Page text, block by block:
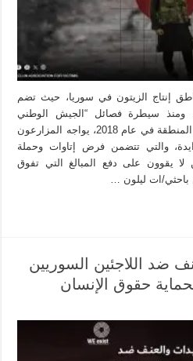
إنتاج الزيتون في سوريا، حيث تضم
ومنذ سيطرة فصائل “الجيش الوطني
السوري” المدعوم من تركيا على المنطقة في عام 2018، يواجه المزارعون
والتي تتضمن فرض إتاوات وحملة
لا يقوون على دفع المبالغ التي تفوق
ات ليلون …
ضد اللاجئين السوريين
حقوق الإنسان